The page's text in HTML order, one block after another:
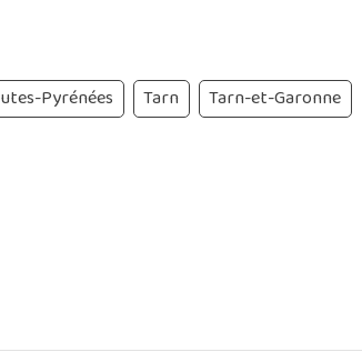
Pyrénées Tarn Tarn-et-Garonne